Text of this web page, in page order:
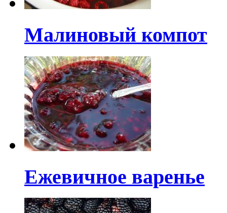
Малиновый компот
Ежевичное варенье